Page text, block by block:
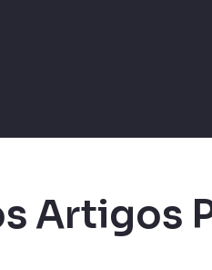
Artigos